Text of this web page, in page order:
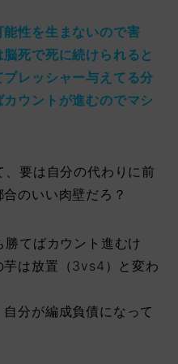
性を生まないので害
死で死に続けられると
レッシャー与えてる分
ウントが進むのでマシ
要は自分の代わりに前
のいい肉壁だろ？
てばカウント進むけ
芋は放置（3vs4）と変わ
分が編成負債になって